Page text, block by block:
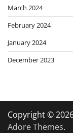
March 2024
February 2024
January 2024
December 2023
Copyright ©
Adore Themes.